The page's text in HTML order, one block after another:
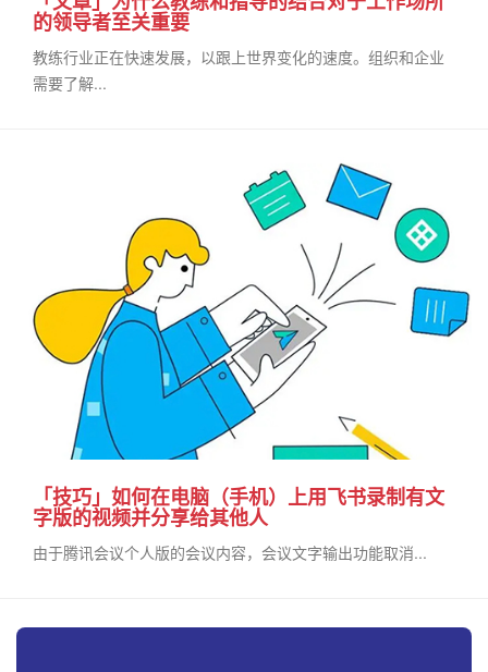
的领导者至关重要
教练行业正在快速发展，以跟上世界变化的速度。组织和企业
需要了解...
「技巧」如何在电脑（手机）上用飞书录制有文
字版的视频并分享给其他人
由于腾讯会议个人版的会议内容，会议文字输出功能取消...